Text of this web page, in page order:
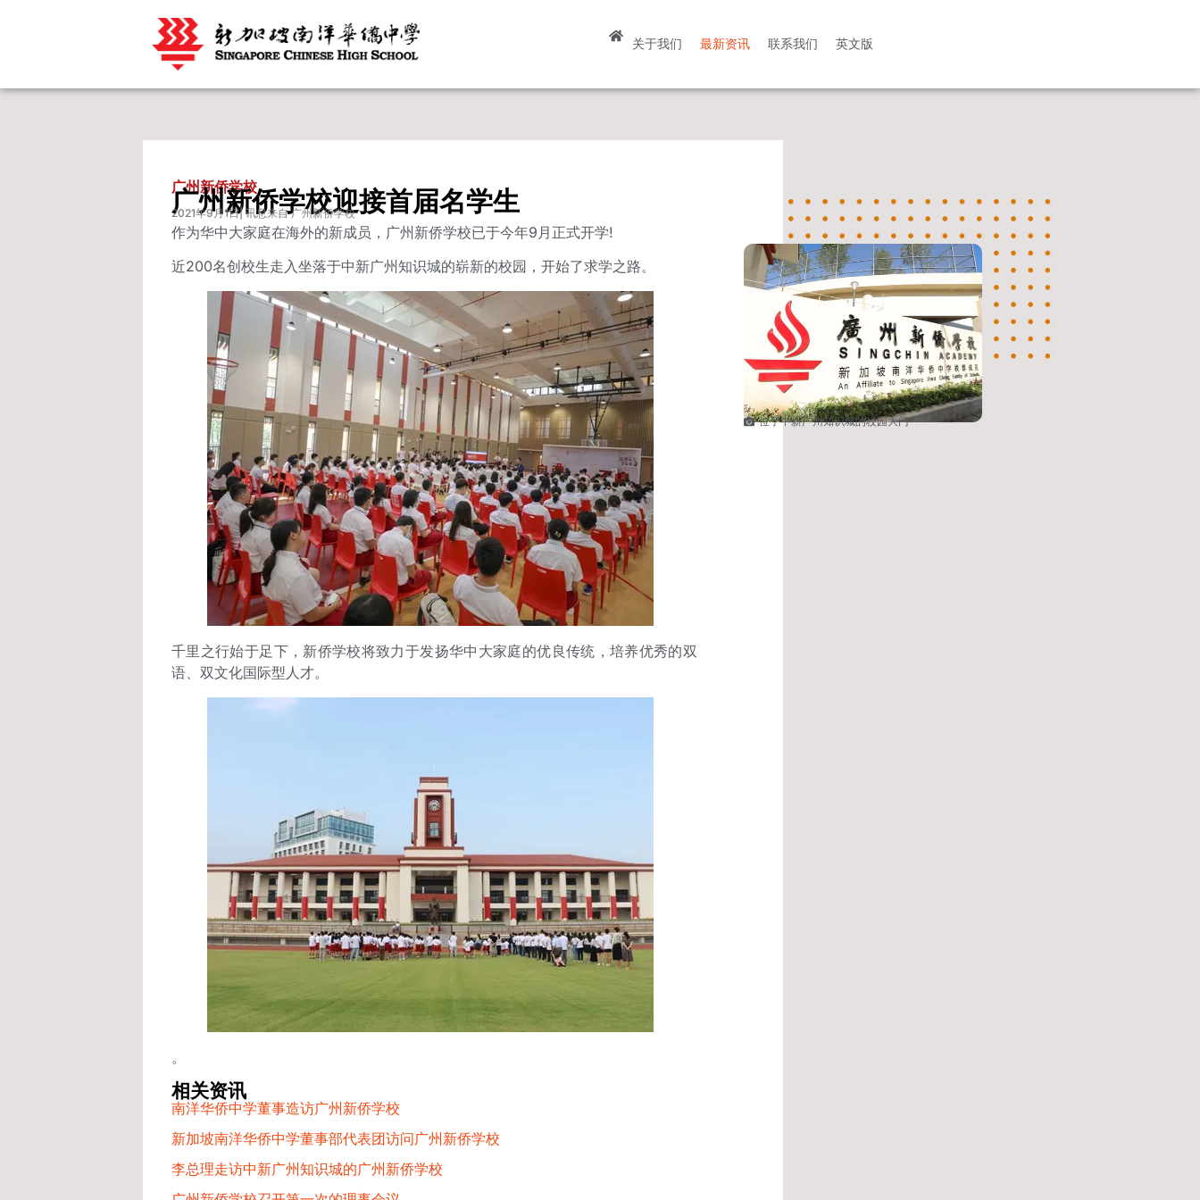
关于我们 最新资讯 联系我们 英文版
广州新侨学校
广州新侨学校迎接首届名学生
2021年9月1日| 讯息来自 广州新侨学校
作为华中大家庭在海外的新成员，广州新侨学校已于今年9月正式开学!
近200名创校生走入坐落于中新广州知识城的崭新的校园，开始了求学之路。
千里之行始于足下，新侨学校将致力于发扬华中大家庭的优良传统，培养优秀的双
语、双文化国际型人才。
。
相关资讯
南洋华侨中学董事造访广州新侨学校
新加坡南洋华侨中学董事部代表团访问广州新侨学校
李总理走访中新广州知识城的广州新侨学校
位于中新广州知识城的校园大门